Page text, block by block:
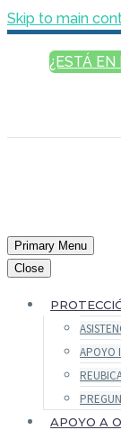
Skip to main
¿ESTÁ EN
Primary Menu
Close
APOYO
APOYO A